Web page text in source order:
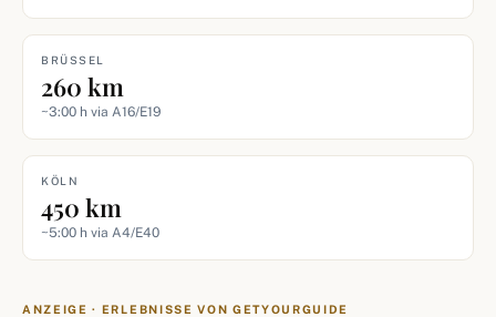
BRÜSSEL
260 km
~3:00 h via A16/E19
KÖLN
450 km
~5:00 h via A4/E40
ANZEIGE · ERLEBNISSE VON GETYOURGUIDE